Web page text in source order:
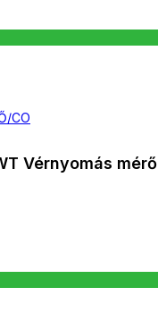
CO
Vérnyomás mérő